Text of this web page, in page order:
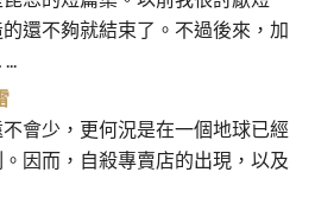
還不夠就結束了。不過後來，加
少，更何況是在一個地球已經
因而，自殺專賣店的出現，以及